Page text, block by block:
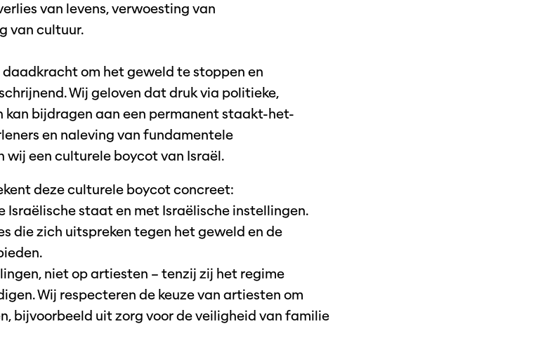
van levens, verwoesting van
van cultuur.
om het geweld te stoppen en
Wij geloven dat druk via politieke,
kan bijdragen aan een permanent staakt-het-
en naleving van fundamentele
wij een culturele boycot van Israël.
deze culturele boycot concreet:
Israëlische staat en met Israëlische instellingen.
die zich uitspreken tegen het geweld en de
niet op artiesten – tenzij zij het regime
Wij respecteren de keuze van artiesten om
bijvoorbeeld uit zorg voor de veiligheid van familie